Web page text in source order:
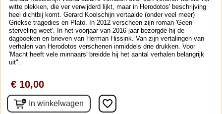
witte plekken, die ver verwijderd lijkt, maar in Herodotos' beschrijving
heel dichtbij komt. Gerard Koolschijn vertaalde (onder veel meer)
Griekse tragedies en Plato. In 2012 verscheen zijn roman 'Geen
sterveling weet'. In het voorjaar van 2016 jaar bezorgde hij de
dagboeken en brieven van Herman Hissink. Van zijn vertalingen van
verhalen van Herodotos verschenen inmiddels drie drukken. Voor
'Macht heeft vele minnaars' breidde hij het aantal verhalen belangrijk
uit".
€ 10,00
In winkelwagen favorite_border